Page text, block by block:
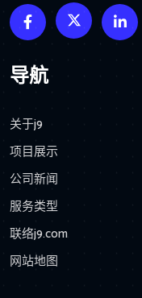
导航
关于j9
项目展示
公司新闻
服务类型
联络j9.com
网站地图